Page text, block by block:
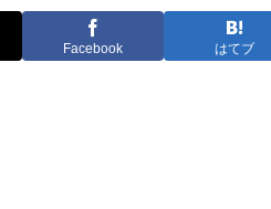
Facebook はてブ